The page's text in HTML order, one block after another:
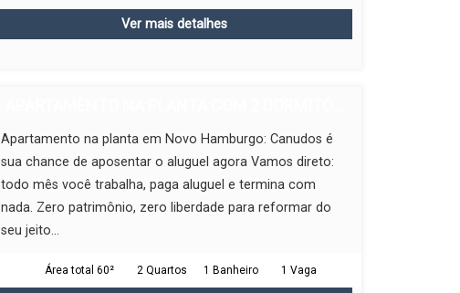
Ver mais detalhes
Apartamento na planta em Novo Hamburgo: Canudos é
sua chance de aposentar o aluguel agora Vamos direto:
todo mês você trabalha, paga aluguel e termina com
nada. Zero patrimônio, zero liberdade para reformar do
seu jeito...
Área total 60² 2 Quartos 1 Banheiro 1 Vaga